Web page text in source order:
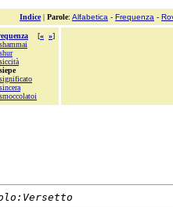
Indice| Parole: Alfabetica - Frequenza -
[« »]
shammai
shur
siccità
significato
sincera
smoccolatoi